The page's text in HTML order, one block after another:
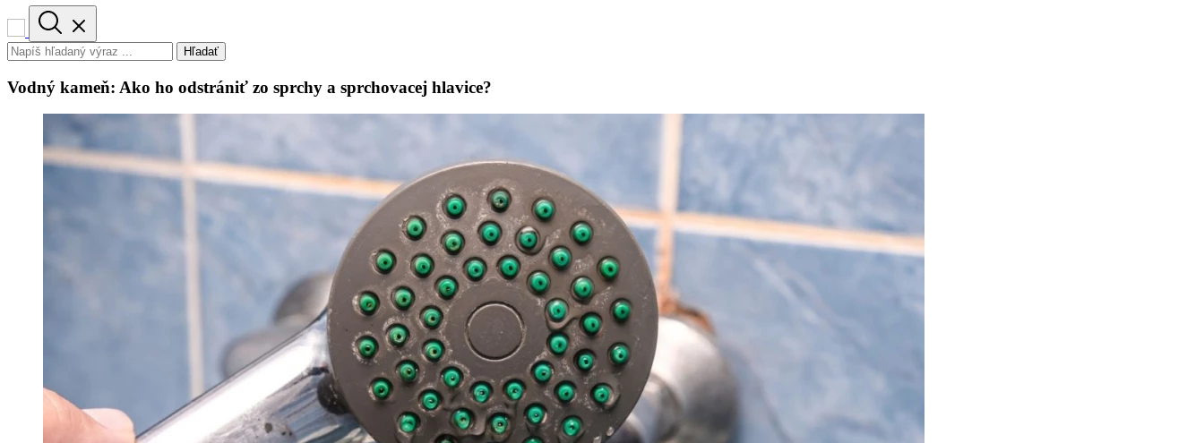
Hľadať
Vodný kameň: Ako ho odstrániť zo sprchy a sprchovacej hlavice?